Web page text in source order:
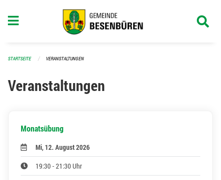
STARTSEITE VERANSTALTUNGEN
Veranstaltungen
Monatsübung
Mi, 12. August 2026
19:30 - 21:30 Uhr